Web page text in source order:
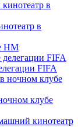
в
HM
FIFA
клубе
кинотеатр